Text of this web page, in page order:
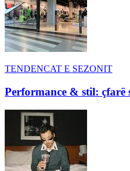
TENDENCAT E SEZONIT
Performance & stil: çfarë